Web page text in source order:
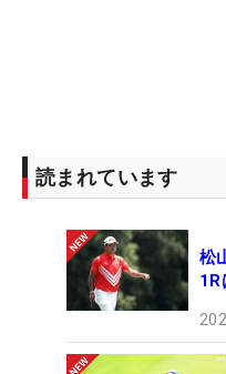
オープンウィークとい
その後に再渡米し、
ーンシティ選手権」か
る。「メジャーで1勝
った。特別な1勝でし
演じた。そんな思い入
を切る。（文・間宮輝
読まれています
松
1R